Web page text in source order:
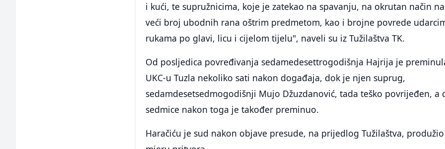
i kući, te supružnicima, koje je zatekao na spavanju, na okrutan način
veći broj ubodnih rana oštrim predmetom, kao i brojne povrede
rukama po glavi, licu i cijelom tijelu", naveli su iz Tužilaštva TK.
Od posljedica povređivanja sedamedesettrogodišnja Hajrija je
UKC-u Tuzla nekoliko sati nakon događaja, dok je njen suprug,
sedamdesetsedmogodišnji Mujo Džuzdanović, tada teško povrijeđen, a
sedmice nakon toga je također preminuo.
Haračiću je sud nakon objave presude, na prijedlog Tužilaštva, produžio